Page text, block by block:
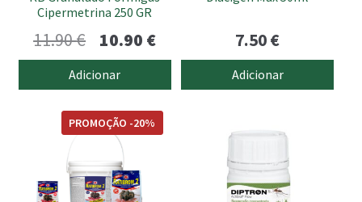
Cipermetrina 250 GR
11.90€
O
preço
original
era:
11.90 €.
10.90 €O
preço
atual
Adicionar
7.50€
Adicionar
PROMOÇÃO -20%
variants.